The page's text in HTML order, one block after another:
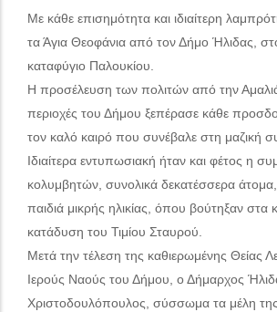
Με κάθε επισημότητα και ιδιαίτερη
τα Άγια Θεοφάνια από τον Δήμο Ήλιδας, στο
καταφύγιο Παλουκίου.
Η προσέλευση των πολιτών από την
περιοχές του Δήμου ξεπέρασε κάθε
τον καλό καιρό που συνέβαλε στη μαζική
Ιδιαίτερα εντυπωσιακή ήταν και φέτος η
κολυμβητών, συνολικά δεκατέσσερα
παιδιά μικρής ηλικίας, όπου βούτηξαν στα
κατάδυση του Τιμίου Σταυρού.
Μετά την τέλεση της καθιερωμένης Θείας
Ιερούς Ναούς του Δήμου, ο Δήμαρχος
Χριστοδουλόπουλος, σύσσωμα τα μέλη